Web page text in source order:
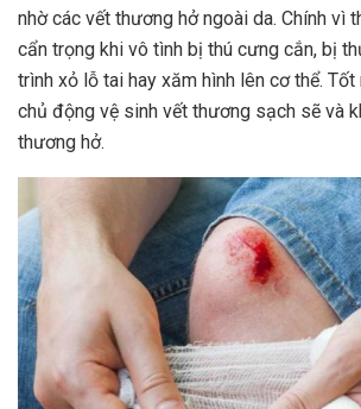
nhờ các vết thương hở ngoài da. Chính vì
cẩn trọng khi vô tình bị thú cưng cắn, bị
trình xỏ lỗ tai hay xăm hình lên cơ thể. Tốt
chủ động vệ sinh vết thương sạch sẽ và
thương hở.